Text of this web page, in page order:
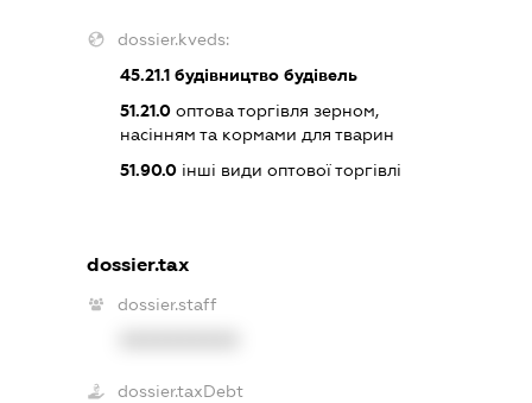
dossier.kveds:
45.21.1 будівництво будівель
51.21.0 оптова торгівля зерном,
насінням та кормами для тварин
51.90.0 інші види оптової торгівлі
dossier.tax
dossier.staff
dossier.taxDebt